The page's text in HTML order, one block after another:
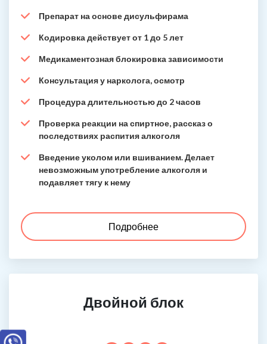
Препарат на основе дисульфирама
Кодировка действует от 1 до 5 лет
Медикаментозная блокировка зависимости
Консультация у нарколога, осмотр
Процедура длительностью до 2 часов
Проверка реакции на спиртное, рассказ о
последствиях распития алкоголя
Введение уколом или вшиванием. Делает
невозможным употребление алкоголя и
подавляет тягу к нему
Подробнее
Двойной блок